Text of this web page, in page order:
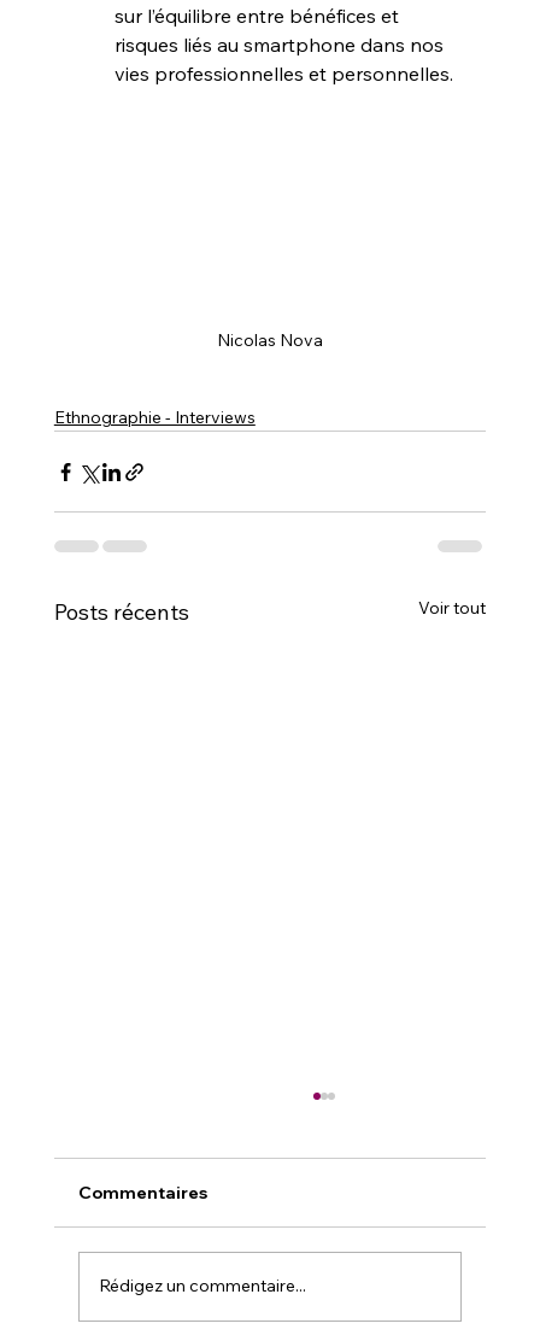
sur l’équilibre entre bénéfices et
risques liés au smartphone dans nos
vies professionnelles et personnelles.
Nicolas Nova
Ethnographie - Interviews
Posts récents Voir tout
Commentaires
Rédigez un commentaire...